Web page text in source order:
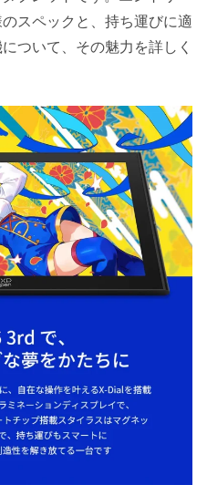
スペックと、持ち運びに適
ついて、その魅力を詳しく